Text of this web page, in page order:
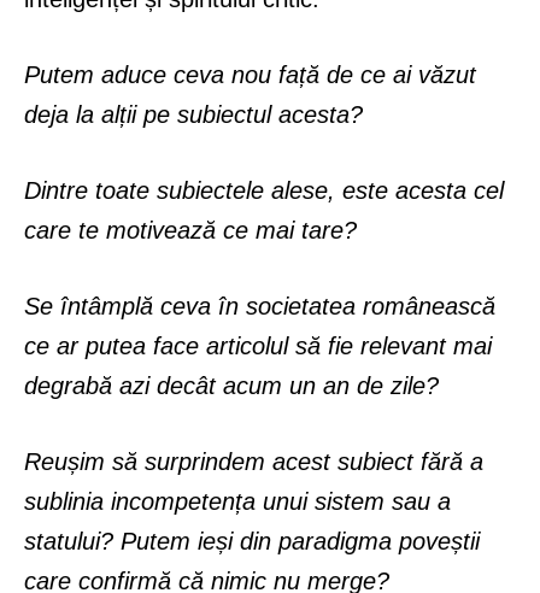
Putem aduce ceva nou față de ce ai văzut
deja la alții pe subiectul acesta?
Dintre toate subiectele alese, este acesta cel
care te motivează ce mai tare?
Se întâmplă ceva în societatea românească
ce ar putea face articolul să fie relevant mai
degrabă azi decât acum un an de zile?
Reușim să surprindem acest subiect fără a
sublinia incompetența unui sistem sau a
statului? Putem ieși din paradigma poveștii
care confirmă că nimic nu merge?